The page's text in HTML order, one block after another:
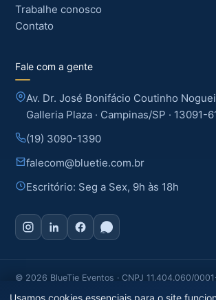
Usamos cookies essenciais para o site
Trabalhe conosco
Contato
Fale com a gente
Av. Dr. José Bonifácio Coutinho
Galleria Plaza · Campinas/SP · 13091-
(19) 3090-1390
falecom@bluetie.com.br
Escritório: Seg a Sex, 9h às 18h
© 2026 BlueTie Eventos · CNPJ 11.404.060/